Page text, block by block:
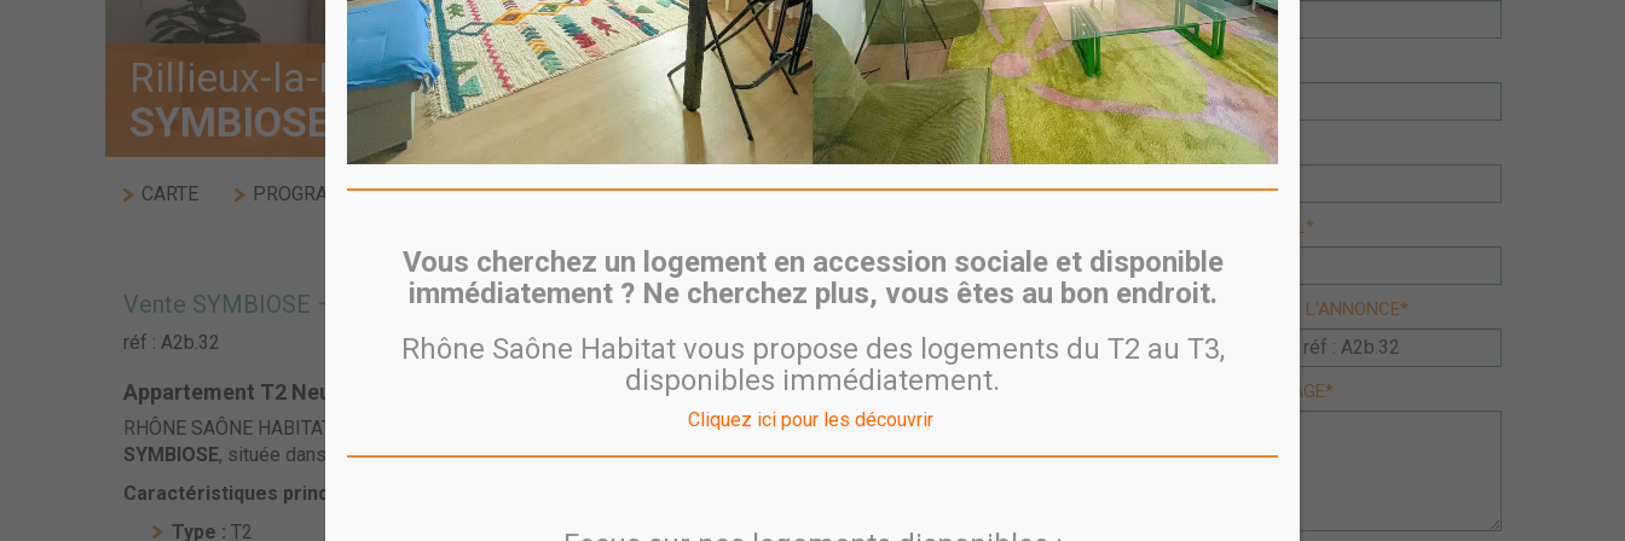
Rillieux-la-Pape
SYMBIOSE
CARTE PROGRAMME VISITE VIRTUELLE PROGRAMMES EN COMMERCIALISATION
Vente SYMBIOSE – T2 – A2b.32
réf : A2b.32
Appartement T2 Neuf avec Balcon – Résidence SYMBIOSE à Rillieux-la-Pape
RHÔNE SAÔNE HABITAT vous propose un appartement T2 au 3ᵉ étage avec balcon , au sein de la résidence
SYMBIOSE, située dans le quartier en plein renouveau deSermenaz à Rillieux-la-Pape.
Caractéristiques principales :
Type : T2
PRÉNOM
TÉLÉPHONE*
ADRESSE MAIL*
CONCERNANT L'ANNONCE*
VOTRE MESSAGE*
Vous cherchez un logement en accession sociale et disponible
immédiatement ? Ne cherchez plus, vous êtes au bon endroit.
Rhône Saône Habitat vous propose des logements du T2 au T3,
disponibles immédiatement.
Cliquez ici pour les découvrir